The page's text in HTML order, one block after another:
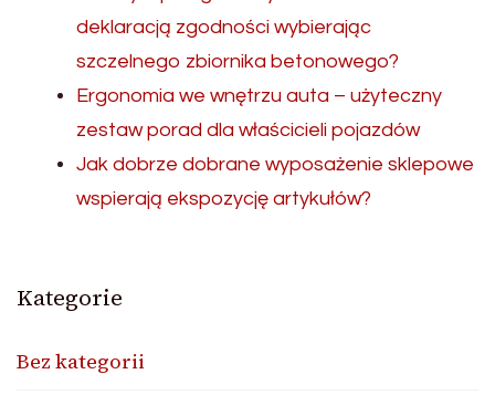
deklaracją zgodności wybierając
szczelnego zbiornika betonowego?
Ergonomia we wnętrzu auta – użyteczny
zestaw porad dla właścicieli pojazdów
Jak dobrze dobrane wyposażenie sklepowe
wspierają ekspozycję artykułów?
Kategorie
Bez kategorii